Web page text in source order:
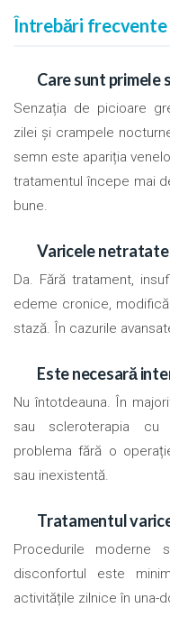
Întrebări frecvente
Care sunt primele
Senzația de picioare
zilei și crampele
semn este apariția
tratamentul începe mai
bune.
Varicele netratate
Da. Fără tratament,
edeme cronice,
stază. În cazurile
Este necesară
Nu întotdeauna. În
sau scleroterapia cu
problema fără o
sau inexistentă.
Tratamentul
Procedurile
disconfortul este
activitățile zilnice în una-